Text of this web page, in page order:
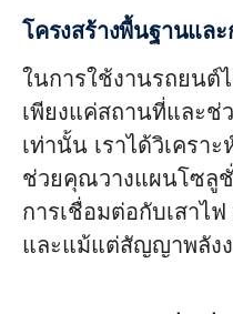
โครงสร้างพื้นฐานแล
ในการใช้งานรถยน
เพียงแค่สถานที่และช่
เท่านั้น เราได้วิเครา
ช่วยคุณวางแผนโซลู
การเชื่อมต่อกับเสาไ
และแม้แต่สัญญาพลังง